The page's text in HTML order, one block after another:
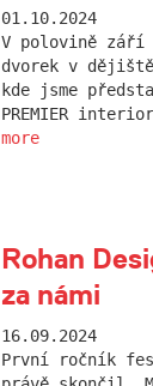
01.10.2024
V polovině září
dvorek v dějiště
kde jsme
PREMIER
more
Rohan
za námi
16.09.2024
První ročník